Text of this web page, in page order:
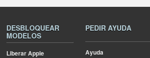
DESBLOQUEAR
MODELOS
Liberar Apple
PEDIR AYUDA
Ayuda